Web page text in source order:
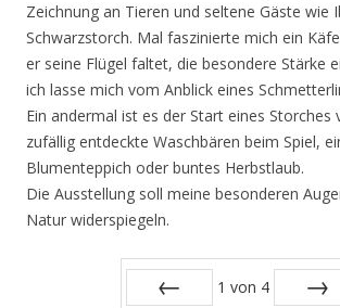
Zeichnung an Tieren und seltene Gäste wie
Schwarzstorch. Mal faszinierte mich ein
er seine Flügel faltet, die besondere Stärke
ich lasse mich vom Anblick eines
Ein andermal ist es der Start eines Storches
zufällig entdeckte Waschbären beim Spiel,
Blumenteppich oder buntes Herbstlaub.
Die Ausstellung soll meine besonderen
Natur widerspiegeln.
1 von 4